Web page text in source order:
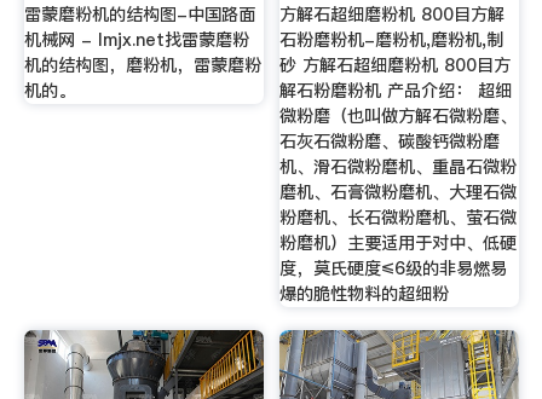
雷蒙磨粉机的结构图-中国路面
机械网 - lmjx.net找雷蒙磨粉
机的结构图，磨粉机，雷蒙磨粉
机的。
方解石超细磨粉机 800目方解
石粉磨粉机-磨粉机,磨粉机,制
砂 方解石超细磨粉机 800目方
解石粉磨粉机 产品介绍： 超细
微粉磨（也叫做方解石微粉磨、
石灰石微粉磨、碳酸钙微粉磨
机、滑石微粉磨机、重晶石微粉
磨机、石膏微粉磨机、大理石微
粉磨机、长石微粉磨机、萤石微
粉磨机）主要适用于对中、低硬
度，莫氏硬度≤6级的非易燃易
爆的脆性物料的超细粉